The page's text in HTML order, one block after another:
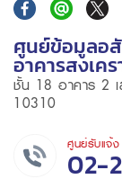
ศูนย์ข้อมูลอ
อาคารสงเคร
ชั้น 18 อาคาร 2
10310
ศูนย์รับแจ้ง
02-